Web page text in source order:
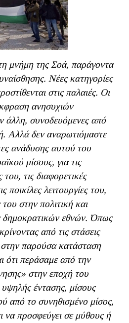
μνήμη της Σοά, παράγοντα
Νέες κατηγορίες
στις παλαιές. Οι
ανησυχιών
άλλη, συνοδευόμενες από
Αλλά δεν αναρωτιόμαστε
ανάδυσης αυτού του
μίσους, για τις
τις διαφορετικές
ποικίλες λειτουργίες του,
στην πολιτική και
δημοκρατικών εθνών. Όπως
από τις στάσεις
παρούσα κατάσταση
ότι περάσαμε από την
στην εποχή του
έντασης, μίσους
από το συνηθισμένο μίσος,
να προσφεύγει σε μύθους ή